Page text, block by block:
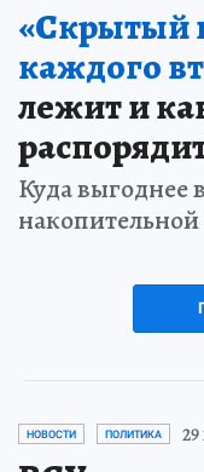
«Скрытый
каждого
лежит и
Куда выгоднее
НОВОСТИ ПОЛИТИКА